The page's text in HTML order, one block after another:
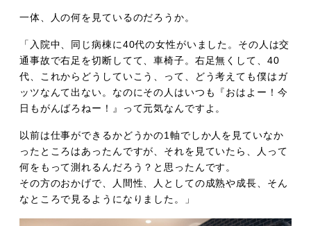
一体、人の何を見ているのだろうか。
「入院中、同じ病棟に40代の女性がいました。その人は交
通事故で右足を切断してて、車椅子。右足無くして、40
代、これからどうしていこう、って、どう考えても僕はガ
ッツなんて出ない。なのにその人はいつも『おはよー！今
日もがんばろねー！』って元気なんですよ。
以前は仕事ができるかどうかの1軸でしか人を見ていなか
ったところはあったんですが、それを見ていたら、人って
何をもって測れるんだろう？と思ったんです。
その方のおかげで、人間性、人としての成熟や成長、そん
なところで見るようになりました。」